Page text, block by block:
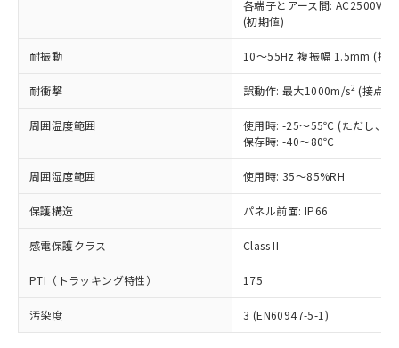
各端子とアース間: AC2500V
(初期値)
耐振動 10～55Hz 複振幅 1.5mm (接
耐衝撃 誤動作: 最大1000m/s2 (接点
周囲温度範囲
使用時: -25～55℃ (ただし、氷
保存時: -40～80℃
周囲湿度範囲 使用時: 35～85%RH
保護構造 パネル前面: IP66
感電保護クラス Class II
PTI（トラッキング特性） 175
汚染度 3 (EN60947-5-1)
正式な納期状況および標準価格はお客
様のお取引先、またはお客様担当のオ
ムロン制御機器販売店・当社販売員に
オムロン制御機器販売店や当社販売拠
販売ネットワーク
」をご確認
在庫状況および標準価格結果を当社の
事前の承諾なく第三者に漏洩または開
マイパーツ機能（部品リスト作成サー
ビス）をご利用いただくには、I-Web
メンバーズにご登録されている必要が
あります。
お客様が当ウェブサイト上で当社にご
登録された部品リストについて、当社
および当社の共同利用者が、当社の製
(PBDE) 1000ppm以下、フタル酸ビス(2-エチルヘキシ
ル) (DEHP)(別名：DOP) 1000ppm以下、フタル酸ブチ
ルベンジル（BBP） 1000ppm以下、フタル酸ジブチル
（DBP） 1000ppm以下、フタル酸ジイソブチル
但し、RoHS指令で産業用監視および制御機器に対する
フタル酸エステル類の４物質については閾値を超える意
図的な使用がないことを確認しています。
※2 対応予定月
部品在庫の切り替え状況などにより、予定
月が前後することがあります。
※3 非含有証明書ダウンロード
Cr(Ⅵ)(六価クロム) : 1000ppm、 PBBs(ポリ臭化ビフェ
ニル類) : 1000ppm、 PBDEs(ポリ臭化ジフェニルエーテ
イソブチル) : 1000ppm、 BBP(フタル酸ブチルベンジ
DEHP(フタル酸ビス(2-エチルヘキシル)) : 1000ppm
※2 環境保護使用期限
「ｅ」：有害物質（10物質）のすべてが基
準値以下であることを示します。
「10」：通常の使用状況下において有害物
質が外部に漏えいし、環境に深刻な影響を
及ぼさない年数を意味します。
「－」：未確認です。当社販売部門へお問
い合わせください。
当社は規制貨物を破棄する場合は、完
いよう必要な手段を講じます。
当社は貴社製品を、核兵器、ミサイ
ル、化学兵器、生物兵器またはその他
武器並びにこれらの製造装置等に一切
当社は、貴社製品を第三者に販売する
場合は、上記1、2および3の内容を当
該第三者に通知します。また当社は、
販売先および販売に係わる関係者が違
法に輸出するおそれがある場合は、取
り引きをいたしません。
一定数以上の在庫あり
一定数には満たないが在庫あり
在庫なし(最新の在庫状況につ
いては、お客様のお取引先、ま
たはお客様担当のオムロン制御
機器販売店・当社販売員にご確
白
受注生産機種、また在庫状況の
情報を公開していない機種